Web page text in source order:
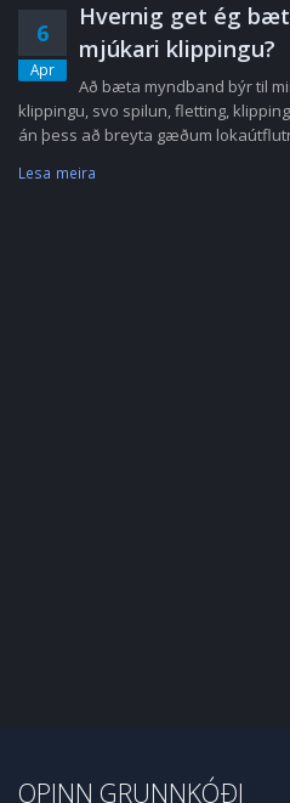
6
Apr
Hvernig get ég
mjúkari klippingu?
Að bæta myndband býr til
klippingu, svo spilun, fletting,
án þess að breyta gæðum
Lesa meira
OPINN GRUNNKÓÐI